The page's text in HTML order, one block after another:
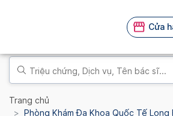
Cửa
Trang chủ
Phòng Khám Đa Khoa Quốc Tế Long